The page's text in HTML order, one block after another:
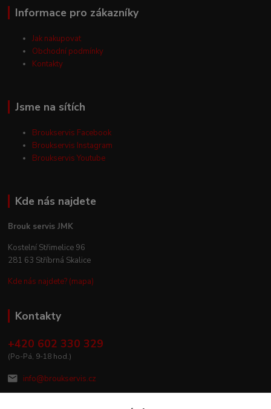
Informace pro zákazníky
Jak nakupovat
Obchodní podmínky
Kontakty
Jsme na sítích
Broukservis Facebook
Broukservis Instagram
Broukservis Youtube
Kde nás najdete
Brouk servis JMK
Kostelní Střimelice 96
281 63 Stříbrná Skalice
Kde nás najdete? (mapa)
Kontakty
+420 602 330 329
(Po-Pá, 9-18 hod.)
info@broukservis.cz